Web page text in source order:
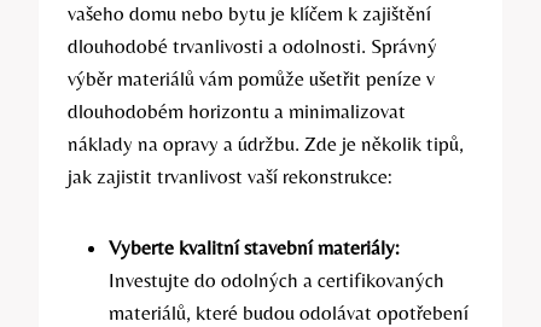
vašeho domu nebo bytu je klíčem k zajištění
dlouhodobé trvanlivosti a odolnosti. Správný
výběr materiálů vám pomůže ušetřit peníze v
dlouhodobém horizontu a minimalizovat
náklady na opravy a údržbu. Zde je několik tipů,
jak zajistit trvanlivost vaší rekonstrukce:
Vyberte kvalitní stavební materiály:
Investujte do odolných a certifikovaných
materiálů, které budou odolávat opotřebení